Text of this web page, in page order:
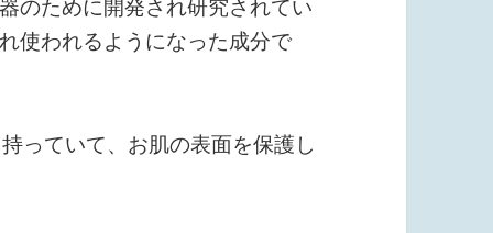
のために開発され研究されてい
使われるようになった成分で
っていて、お肌の表面を保護し